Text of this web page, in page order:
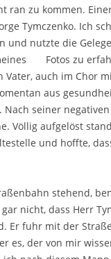
ran zu kommen.
Tymczenko. Ich
und nutzte die
Fotos zu
Vater, auch im Chor
aus
Nach seiner
Völlig aufgelöst
und hoffte,
stehend,
nicht, dass Herr
Er fuhr mit der
es, der von mir